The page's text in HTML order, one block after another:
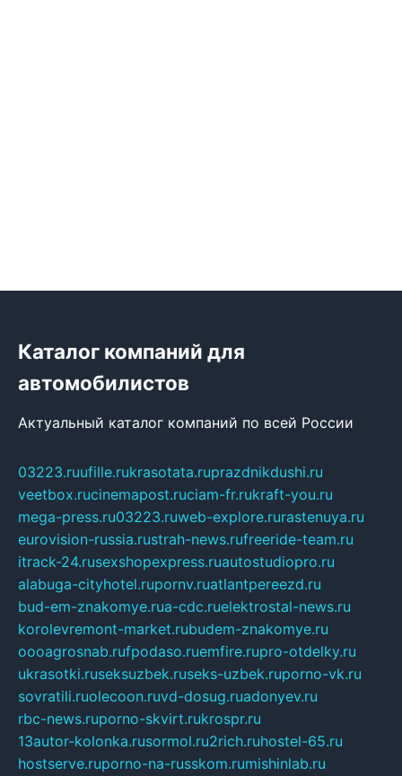
Каталог компаний для
автомобилистов
Актуальный каталог компаний по всей России
03223.ruufille.rukrasotata.ruprazdnikdushi.ru
veetbox.rucinemapost.ruciam-fr.rukraft-you.ru
mega-press.ru03223.ruweb-explore.rurastenuya.ru
eurovision-russia.rustrah-news.rufreeride-team.ru
itrack-24.rusexshopexpress.ruautostudiopro.ru
alabuga-cityhotel.rupornv.ruatlantpereezd.ru
bud-em-znakomye.rua-cdc.ruelektrostal-news.ru
korolevremont-market.rubudem-znakomye.ru
oooagrosnab.rufpodaso.ruemfire.rupro-otdelky.ru
ukrasotki.ruseksuzbek.ruseks-uzbek.ruporno-vk.ru
sovratili.ruolecoon.ruvd-dosug.ruadonyev.ru
rbc-news.ruporno-skvirt.rukrospr.ru
13autor-kolonka.rusormol.ru2rich.ruhostel-65.ru
hostserve.ruporno-na-russkom.rumishinlab.ru